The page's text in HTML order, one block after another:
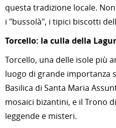
questa tradizione locale.
i "bussolà", i tipici biscotti
Torcello: la culla della
Torcello, una delle isole più
luogo di grande importanza
Basilica di Santa Maria
mosaici bizantini, e il Trono
leggende e misteri.